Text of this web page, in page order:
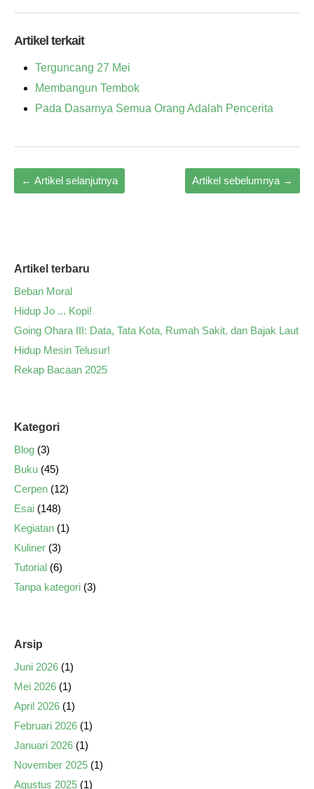
Artikel terkait
Terguncang 27 Mei
Membangun Tembok
Pada Dasarnya Semua Orang Adalah Pencerita
← Artikel selanjutnya Artikel sebelumnya →
Artikel terbaru
Beban Moral
Hidup Jo ... Kopi!
Going Ohara III: Data, Tata Kota, Rumah Sakit, dan Bajak Laut
Hidup Mesin Telusur!
Rekap Bacaan 2025
Kategori
Blog (3)
Buku (45)
Cerpen (12)
Esai (148)
Kegiatan (1)
Kuliner (3)
Tutorial (6)
Tanpa kategori (3)
Arsip
Juni 2026 (1)
Mei 2026 (1)
April 2026 (1)
Februari 2026 (1)
Januari 2026 (1)
November 2025 (1)
Agustus 2025 (1)